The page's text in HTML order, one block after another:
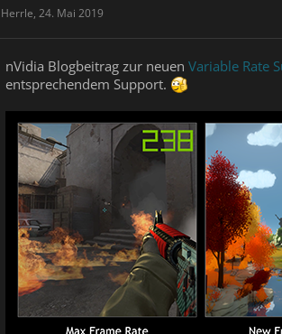
Herrle, 24. Mai 2019
nVidia Blogbeitrag zur neuen Variable Rate
entsprechendem Support.